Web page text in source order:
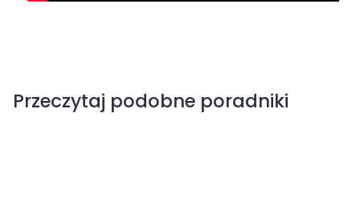
Przeczytaj podobne poradniki